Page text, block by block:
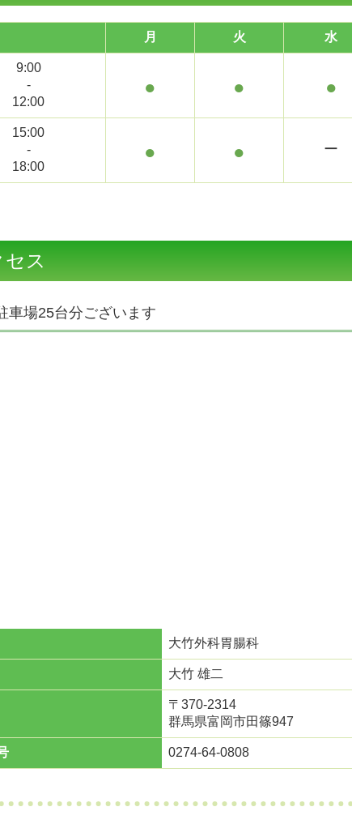
月 火 水
9:00
-
12:00
● ● ●
15:00
-
18:00
● ● ー
ス
車場25台分ございます
大竹外科胃腸科
大竹 雄二
〒370-2314
群馬県富岡市田篠947
0274-64-0808